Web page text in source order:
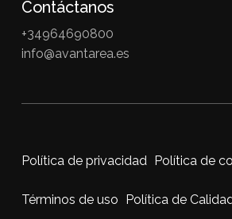
Contáctanos
+34964690800
info@avantarea.es
Política de privacidad Política de
Términos de uso Política de